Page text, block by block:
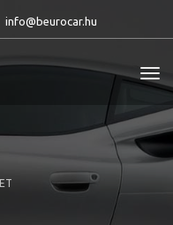
info@beurocar.hu